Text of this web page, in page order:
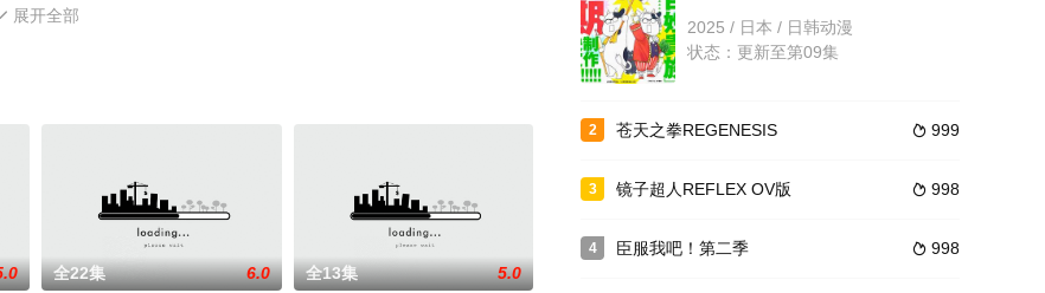
展开全部
全22集 6.0 全13集 5.0
2025 / 日本 / 日韩动漫
状态：更新至第09集
2  999
苍天之拳REGENESIS
3  998
镜子超人REFLEX OV版
4  998
臣服我吧！第二季